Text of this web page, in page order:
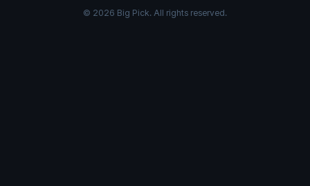
© 2026 Big Pick. All rights reserved.